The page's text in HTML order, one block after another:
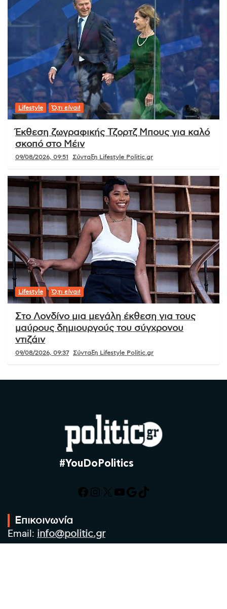
Lifestyle Ό,τι είναι!
Έκθεση ζωγραφικής Τζορτζ Μπους για καλό
σκοπό στο Μέιν
09/08/2026, 09:51 Σύνταξη Lifestyle Politic.gr
Lifestyle Ό,τι είναι!
Στο Λονδίνο μια μεγάλη έκθεση για τους
μαύρους δημιουργούς του σύγχρονου
ντιζάιν
09/08/2026, 09:37 Σύνταξη Lifestyle Politic.gr
#YouDoPolitics
Facebook
Instagram
X YouTube
Google
TikTok
Επικοινωνία
Email: info@politic.gr
Τηλ: